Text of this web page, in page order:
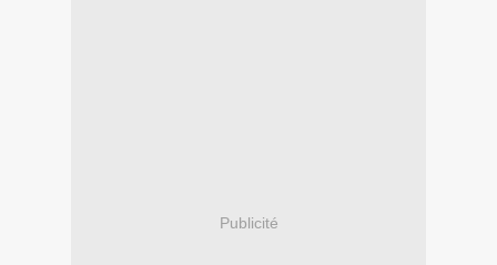
Publicité